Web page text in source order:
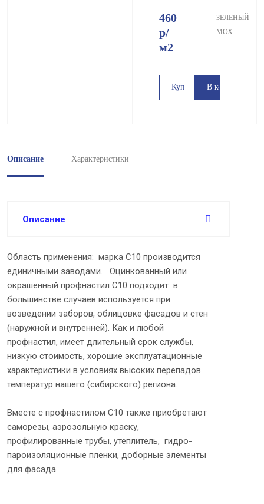
460
р/
м2
ЗЕЛЕНЫЙ
МОХ
Купить в 1 клик
В корзину
Описание Характеристики
Описание
Область применения: марка С10 производится
единичными заводами. Оцинкованный или
окрашенный профнастил С10 подходит в
большинстве случаев используется при
возведении заборов, облицовке фасадов и стен
(наружной и внутренней). Как и любой
профнастил, имеет длительный срок службы,
низкую стоимость, хорошие эксплуатационные
характеристики в условиях высоких перепадов
температур нашего (сибирского) региона.
Вместе с профнастилом С10 также приобретают
саморезы, аэрозольную краску,
профилированные трубы, утеплитель, гидро-
пароизоляционные пленки, доборные элементы
для фасада.